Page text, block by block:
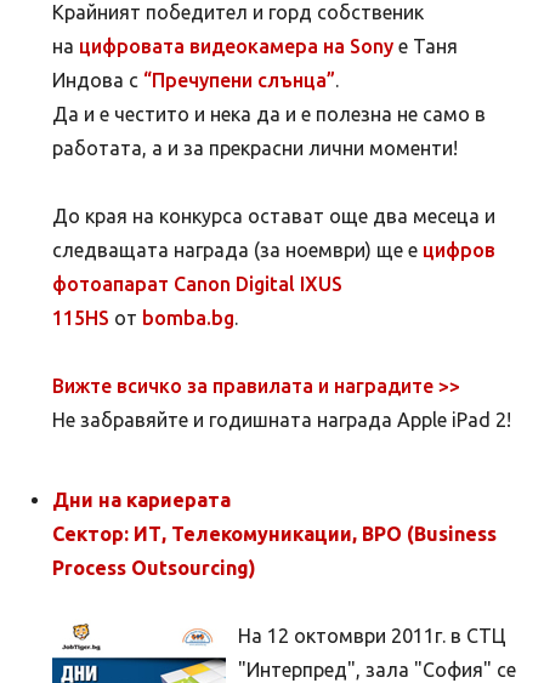
Крайният победител и горд собственик
на цифровата видеокамера на Sony е Таня
Индова с “Пречупени слънца”.
Да и е честито и нека да и е полезна не само в
работата, а и за прекрасни лични моменти!
До края на конкурса остават още два месеца и
следващата награда (за ноември) ще е цифров
фотоапарат Canon Digital IXUS
115HS от bomba.bg.
Вижте всичко за правилата и наградите >>
Не забравяйте и годишната награда Apple iPad 2!
Дни на кариерата
Сектор: ИТ, Телекомуникации, BPO (Business
Process Outsourcing)
На 12 октомври 2011г. в СТЦ
"Интерпред", зала "София" се